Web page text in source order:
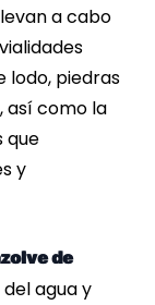
a cabo
lodo, piedras
así como la
que
y
de
agua y